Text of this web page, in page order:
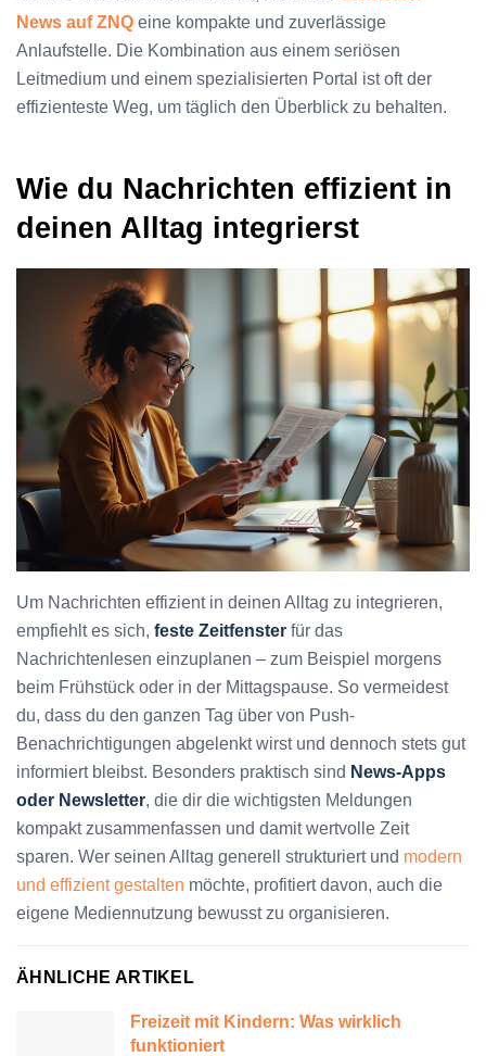
News auf ZNQ eine kompakte und zuverlässige
Anlaufstelle. Die Kombination aus einem seriösen
Leitmedium und einem spezialisierten Portal ist oft der
effizienteste Weg, um täglich den Überblick zu behalten.
Wie du Nachrichten effizient in
deinen Alltag integrierst
Um Nachrichten effizient in deinen Alltag zu integrieren,
empfiehlt es sich, feste Zeitfenster für das
Nachrichtenlesen einzuplanen – zum Beispiel morgens
beim Frühstück oder in der Mittagspause. So vermeidest
du, dass du den ganzen Tag über von Push-
Benachrichtigungen abgelenkt wirst und dennoch stets gut
informiert bleibst. Besonders praktisch sind News-Apps
oder Newsletter, die dir die wichtigsten Meldungen
kompakt zusammenfassen und damit wertvolle Zeit
sparen. Wer seinen Alltag generell strukturiert und modern
und effizient gestalten möchte, profitiert davon, auch die
eigene Mediennutzung bewusst zu organisieren.
ÄHNLICHE ARTIKEL
Freizeit mit Kindern: Was wirklich
funktioniert